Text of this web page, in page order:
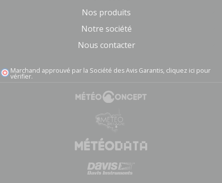
Nos produits
Notre société
Nous contacter
Marchand approuvé par la Société des Avis Garantis, cliquez ici pour
vérifier.